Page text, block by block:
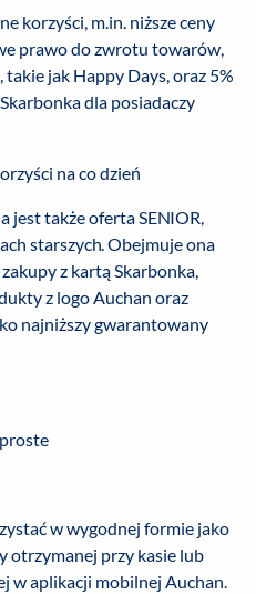
korzyści, m.in. niższe ceny
prawo do zwrotu towarów,
jak Happy Days, oraz 5%
dla posiadaczy
na co dzień
jest także oferta SENIOR,
starszych. Obejmuje ona
z kartą Skarbonka,
z logo Auchan oraz
najniższy gwarantowany
w wygodnej formie jako
otrzymanej przy kasie lub
w aplikacji mobilnej Auchan.